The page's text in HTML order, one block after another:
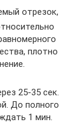
отрезок,
плотно
25-35 сек.
До полного
1 мин.